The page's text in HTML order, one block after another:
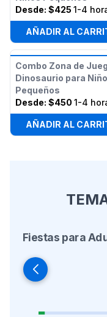
Desde: $425 1-4
AÑADIR AL
Combo Zona de
Dinosaurio para
Pequeños
Desde: $450 1-4
AÑADIR AL
Fiestas para